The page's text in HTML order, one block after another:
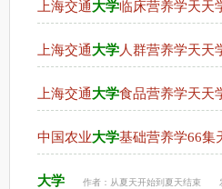
上海交通大学临床营养学天天
上海交通大学人群营养学天天
上海交通大学食品营养学天天
中国农业大学基础营养学66集
大学 作者： 从夏天开始到夏天结束